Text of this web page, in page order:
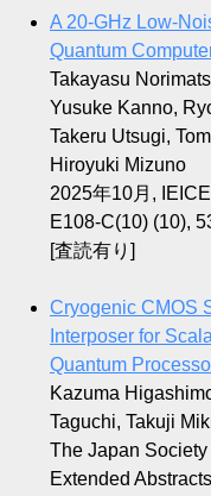
A 20-GHz Low-
Quantum
Takayasu
Yusuke Kanno,
Takeru Utsugi,
Hiroyuki Mizuno
2025年10月,
E108-C(10) (10),
[査読有り]
Cryogenic CMOS
Interposer for
Quantum
Kazuma
Taguchi, Takuji
The Japan
Extended